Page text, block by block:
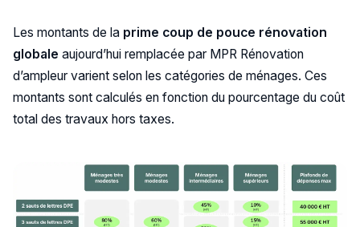
Les montants de la prime coup de pouce rénovation
globale aujourd’hui remplacée par MPR Rénovation
d’ampleur varient selon les catégories de ménages. Ces
montants sont calculés en fonction du pourcentage du coût
total des travaux hors taxes.